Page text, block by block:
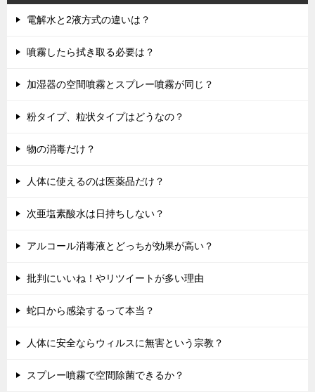
電解水と2液方式の違いは？
噴霧したら拭き取る必要は？
加湿器の空間噴霧とスプレー噴霧が同じ？
粉タイプ、粒状タイプはどうなの？
物の消毒だけ？
人体に使えるのは医薬品だけ？
次亜塩素酸水は日持ちしない？
アルコール消毒液とどっちが効果が高い？
批判にいいね！やリツイートが多い理由
蛇口から感染するって本当？
人体に安全ならウィルスに無害という宗教？
スプレー噴霧で空間除菌できるか？